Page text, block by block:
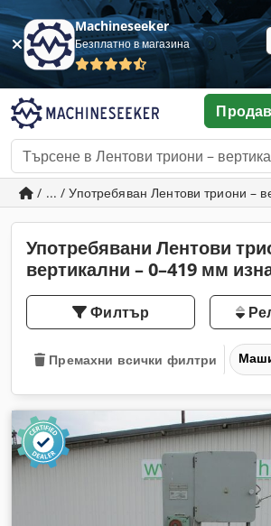
Machineseeker
Безплатно в магазина
/ ... / Употребяван Лентови триони –
Употребявани Лентови
вертикални – 0–419 мм
Филтър
Премахни всички филтри